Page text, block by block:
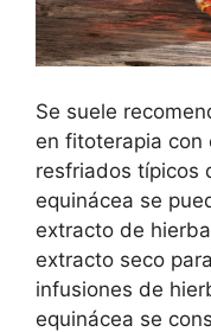
Se suele
en fitoterapia con
resfriados típicos
equinácea se
extracto de
extracto seco
infusiones de
equinácea se